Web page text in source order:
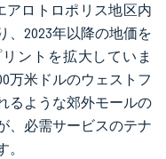
アロトロポリス地区内
、2023年以降の地価を
ントを拡大していま
万米ドルのウェストフ
るような郊外モールの
、必需サービスのテナ